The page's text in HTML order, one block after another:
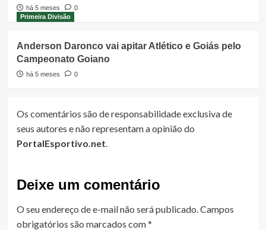
há 5 meses
0
Primeira Divisão
Anderson Daronco vai apitar Atlético e Goiás pelo
Campeonato Goiano
há 5 meses 0
Os comentários são de responsabilidade exclusiva de
seus autores e não representam a opinião do
PortalEsportivo.net
Deixe um comentário
O seu endereço de e-mail não será publicado. Campos
obrigatórios são marcados com*